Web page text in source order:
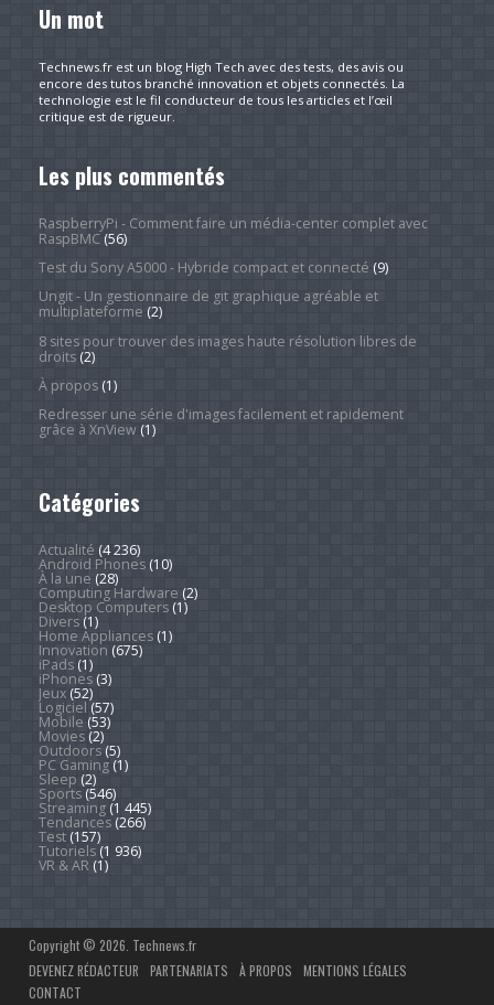
Un mot
Technews.fr est un blog High Tech avec des tests, des avis ou
encore des tutos branché innovation et objets connectés. La
technologie est le fil conducteur de tous les articles et l’œil
critique est de rigueur.
Les plus commentés
RaspberryPi - Comment faire un média-center complet avec
RaspBMC(56)
Test du Sony A5000 - Hybride compact et connecté (9)
Ungit - Un gestionnaire de git graphique agréable et
multiplateforme (2)
8 sites pour trouver des images haute résolution libres de
droits(2)
À propos(1)
Redresser une série d'images facilement et rapidement
grâce à XnView(1)
Catégories
Actualité (4 236)
Android Phones(10)
À la une (28)
Computing Hardware (2)
Desktop Computers(1)
Divers(1)
Home Appliances(1)
Innovation (675)
iPads(1)
iPhones(3)
Jeux(52)
Logiciel (57)
Mobile (53)
Movies(2)
Outdoors(5)
PC Gaming(1)
Sleep (2)
Sports(546)
Streaming(1 445)
Tendances(266)
Test(157)
Tutoriels(1 936)
VR & AR(1)
Copyright © 2026. Technews.fr
DEVENEZ RÉDACTEUR
PARTENARIATS À PROPOS
MENTIONS LÉGALES
CONTACT